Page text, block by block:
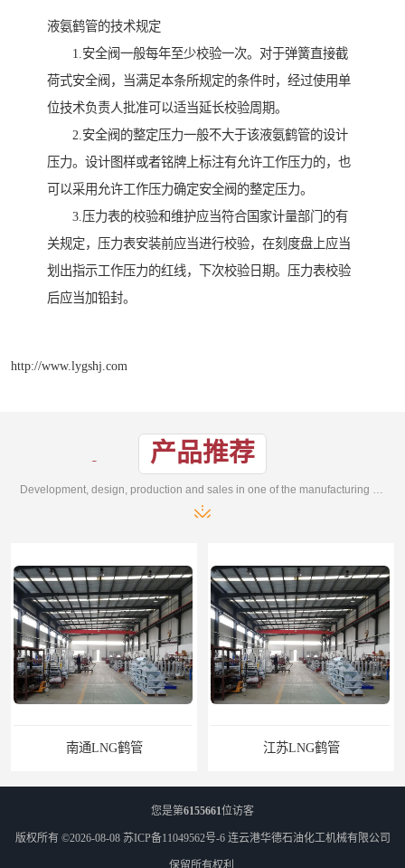
液氨鹤管的技术规定
1.安全阀一般每年至少校验一次。对于弹簧直接截
荷式安全阀，当满足本条所规定的条件时，经过使用单
位技术负责人批准可以适当延长校验周期。
2.安全阀的整定压力一般不大于该液氨鹤管的设计
压力。设计图样或者铭牌上标注有允许工作压力的，也
可以采用允许工作压力确定安全阀的整定压力。
3.压力表的校验和维护应当符合国家计量部门的有
关规定，压力表安装前应当进行校验，在刻度盘上应当
划出指示工作压力的红线，下次校验日期。压力表校验
后应当加铅封。
http://www.lygshj.com
产品推荐
南通LNG鹤管 江苏LNG鹤管
您是第6155661位访客
版权所有 ©2026-08-08 苏ICP备11049562号-6 连云港华德石油化工机械有限公司
保留所有权利.